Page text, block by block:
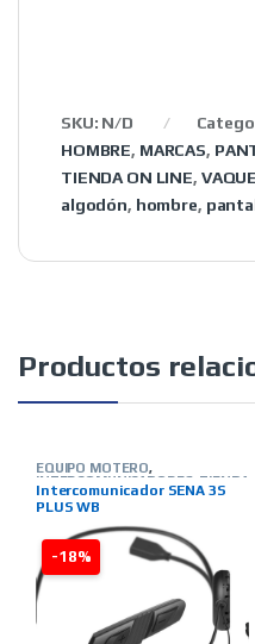
SKU: N/D
HOMBRE, MARCAS,
TIENDA ON LINE,
algodón, hombre,
Productos
-18%
EQUIPO MOTERO,
INTERCOMUNICADORES, TIENDA
ON LINE,MARCAS,SENA
Intercomunicador SENA 3S
PLUS WB